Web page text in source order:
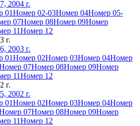
2004 г.
01Номер 02-03Номер 04Номер 05-
07Номер 08Номер 09Номер
11Номер 12
г.
2003 г.
01Номер 02Номер 03Номер 04Номер
07Номер 08Номер 09Номер
11Номер 12
г.
2002 г.
01Номер 02Номер 03Номер 04Номер
07Номер 08Номер 09Номер
11Номер 12